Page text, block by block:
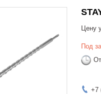
Цену
Под
+7